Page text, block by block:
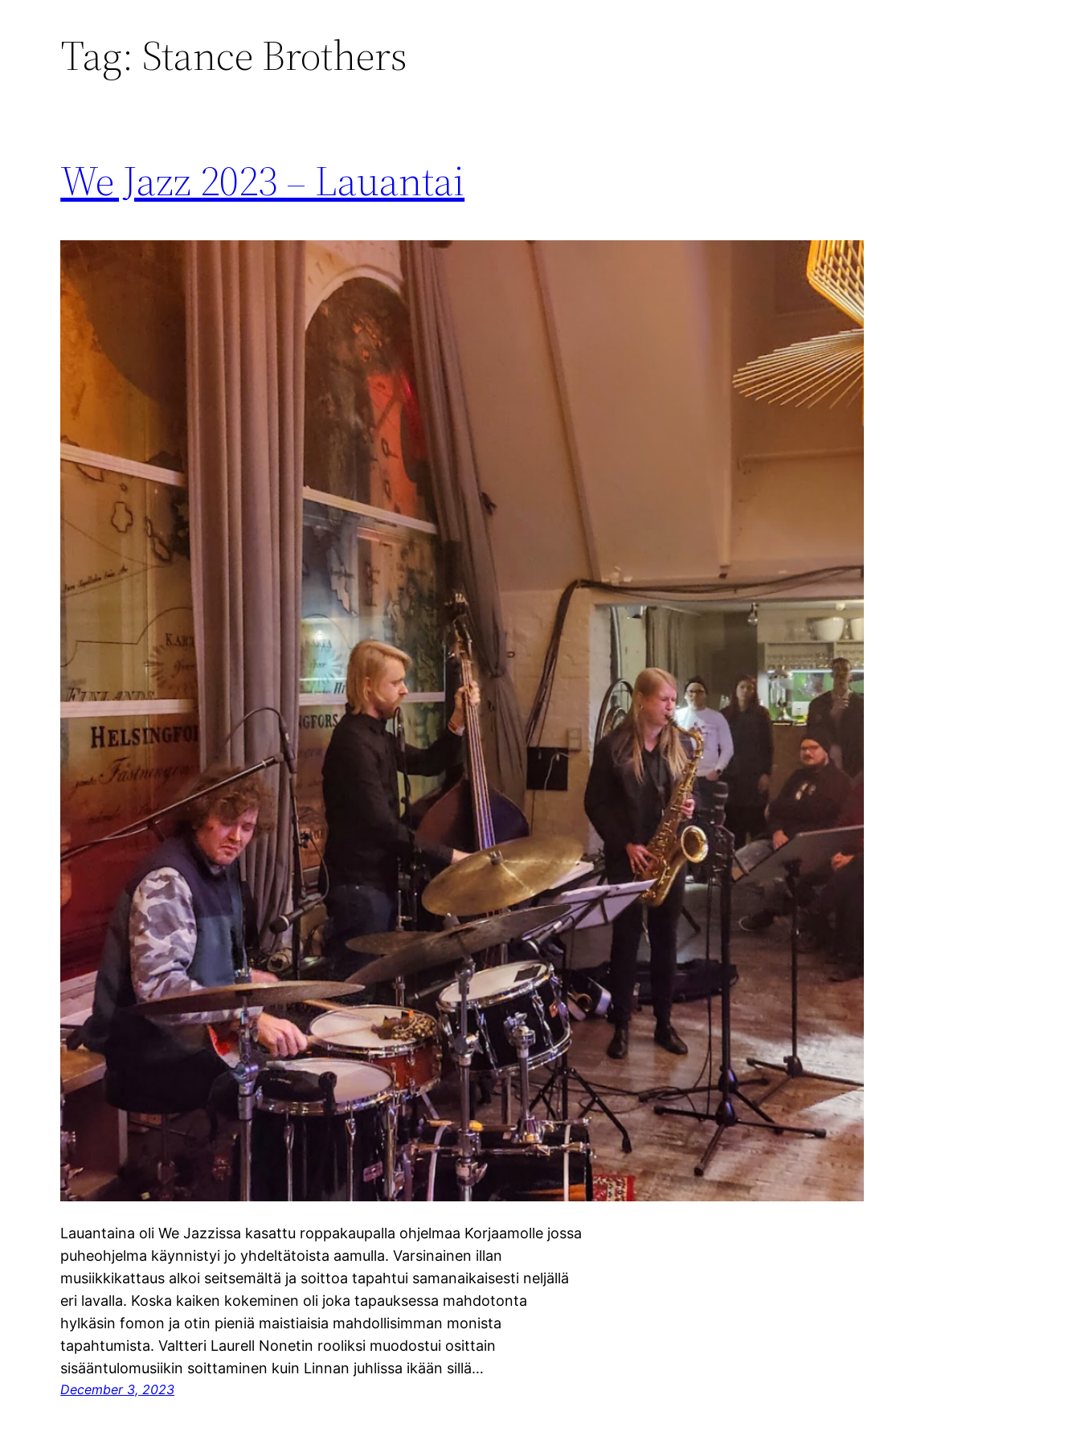
Tag: Stance Brothers
We Jazz 2023 – Lauantai
Lauantaina oli We Jazzissa kasattu roppakaupalla ohjelmaa Korjaamolle jossa
puheohjelma käynnistyi jo yhdeltätoista aamulla. Varsinainen illan
musiikkikattaus alkoi seitsemältä ja soittoa tapahtui samanaikaisesti neljällä
eri lavalla. Koska kaiken kokeminen oli joka tapauksessa mahdotonta
hylkäsin fomon ja otin pieniä maistiaisia mahdollisimman monista
tapahtumista. Valtteri Laurell Nonetin rooliksi muodostui osittain
sisääntulomusiikin soittaminen kuin Linnan juhlissa ikään sillä…
December 3, 2023